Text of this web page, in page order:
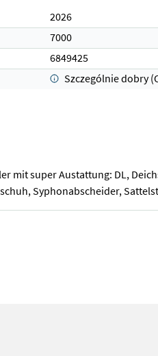
2026
7000
6849425
Szczególnie dobry
mit super Austattung: DL,
Syphonabscheider,
mit super Austattung: DL,